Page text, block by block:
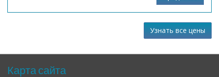
Узнать все цены
Карта сайта